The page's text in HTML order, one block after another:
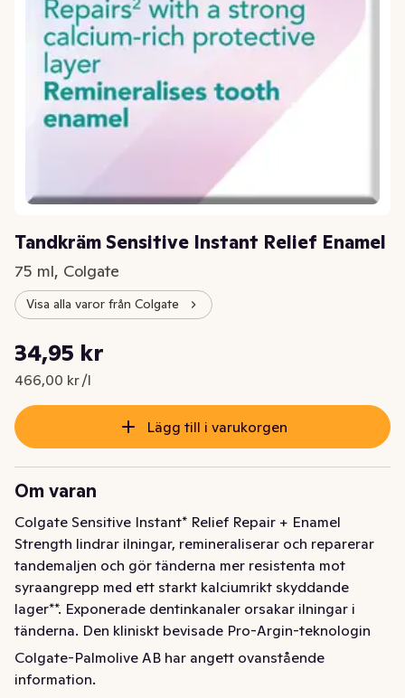
Tandkräm Sensitive Instant Relief Enamel
75 ml, Colgate
Visa alla varor från Colgate
Nuvarande pris är: 34,95 kr
34,95 kr
466,00 kr /l
Styckpris: 466,00 kr /l
Lägg till i varukorgen
Om varan
Colgate Sensitive Instant* Relief Repair + Enamel
Strength lindrar ilningar, remineraliserar och reparerar
tandemaljen och gör tänderna mer resistenta mot
syraangrepp med ett starkt kalciumrikt skyddande
lager**. Exponerade dentinkanaler orsakar ilningar i
tänderna. Den kliniskt bevisade Pro-Argin-teknologin
täpper till de exponerade dentinkanalerna så att
smärtan kan blockeras omedelbart*. Med tiden bygger
Colgate-Palmolive AB har angett ovanstående
information.